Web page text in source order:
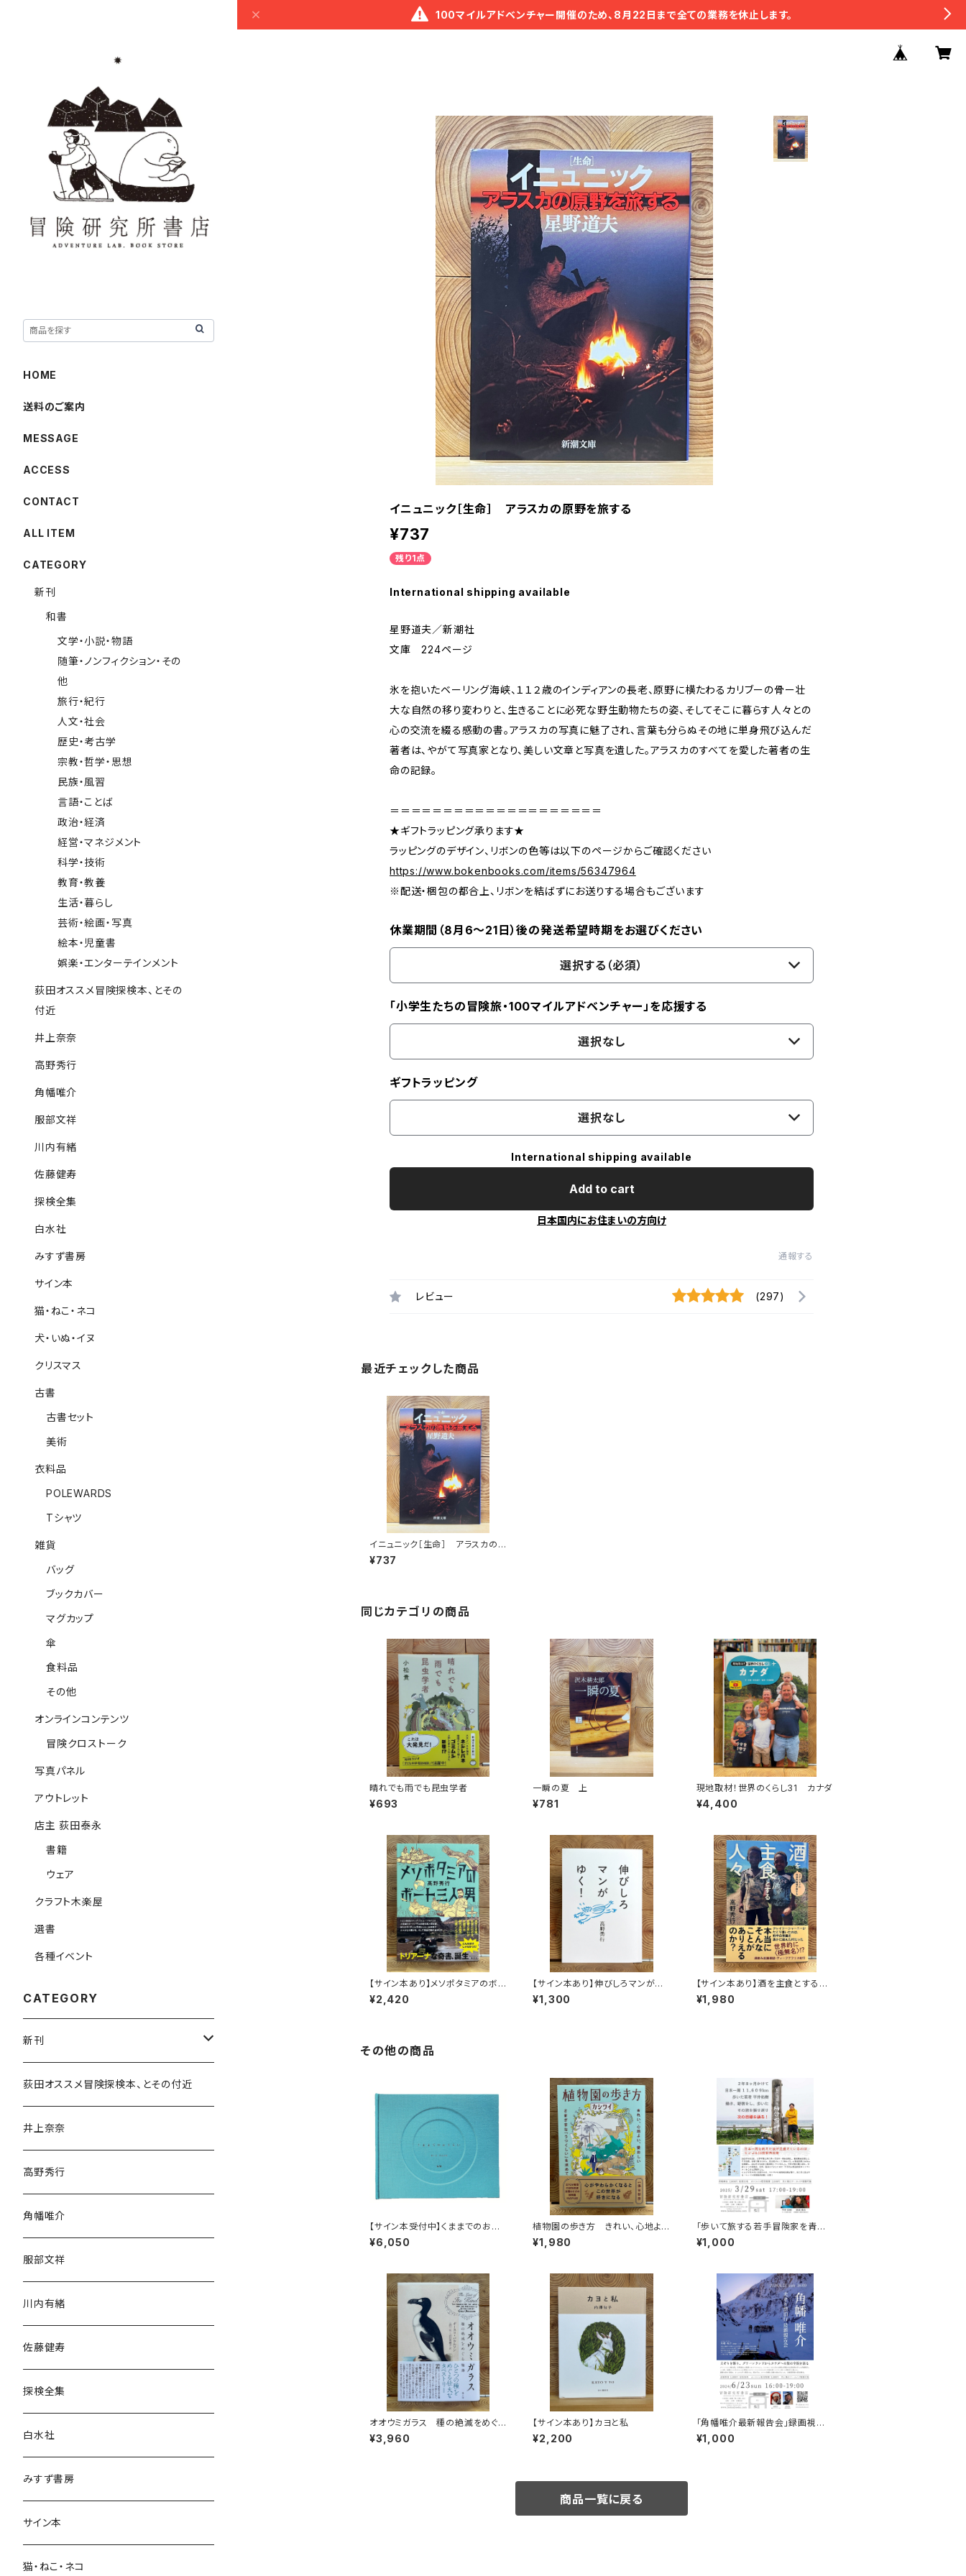
100マイルアドベンチャー開催のため、8月22日まで全ての業務を休止します。
イニュニック［生命］ アラスカの原野を旅する
¥737
残り1点
International shipping available
星野道夫／新潮社
文庫 224ページ
氷を抱いたベーリング海峡、１１２歳のインディアンの長老、原野に横たわるカリブーの骨ー壮
大な自然の移り変わりと、生きることに必死な野生動物たちの姿、そしてそこに暮らす人々との
心の交流を綴る感動の書。アラスカの写真に魅了され、言葉も分らぬその地に単身飛び込んだ
著者は、やがて写真家となり、美しい文章と写真を遺した。アラスカのすべてを愛した著者の生
命の記録。
＝＝＝＝＝＝＝＝＝＝＝＝＝＝＝＝＝＝＝＝
★ギフトラッピング承ります★
ラッピングのデザイン、リボンの色等は以下のページからご確認ください
https://www.bokenbooks.com/items/56347964
※配送・梱包の都合上、リボンを結ばずにお送りする場合もございます
休業期間（8月6〜21日）後の発送希望時期をお選びください
選択する（必須）
「小学生たちの冒険旅・100マイルアドベンチャー」を応援する
選択なし
ギフトラッピング
選択なし
International shipping available
Add to cart
日本国内にお住まいの方向け
通報する
レビュー (297)
最近チェックした商品
イニュニック［生命］ アラスカの
原野を旅する
¥737
同じカテゴリの商品
晴れでも雨でも昆虫学者
¥693
一瞬の夏 上
¥781
現地取材！世界のくらし31 カナダ
¥4,400
【サイン本あり】メソポタミアのボ
ート三人男
¥2,420
【サイン本あり】伸びしろマンがゆ
く！
¥1,300
【サイン本あり】酒を主食とする
人々 エチオピアの科学的秘境を
旅する
¥1,980
その他の商品
【サイン本受付中】くままでのおさ
らい〈特装新版〉
¥6,050
植物園の歩き方 きれい、心地よ
い、愛おしい さまざまな「うつくし
い」を求めて
¥1,980
「歩いて旅する若手冒険家を青田
買い！平井佑樹 × 荻田泰永」録画
視聴権
¥1,000
オオウミガラス 種の絶滅をめぐる
物語
¥3,960
【サイン本あり】カヨと私
¥2,200
「角幡唯介最新報告会」録画視聴
権
¥1,000
商品一覧に戻る
HOME
送料のご案内
MESSAGE
ACCESS
CONTACT
ALL ITEM
CATEGORY
新刊
和書
文学・小説・物語
随筆・ノンフィクション・その
他
旅行・紀行
人文・社会
歴史・考古学
宗教・哲学・思想
民族・風習
言語・ことば
政治・経済
経営・マネジメント
科学・技術
教育・教養
生活・暮らし
芸術・絵画・写真
絵本・児童書
娯楽・エンターテインメント
荻田オススメ冒険探検本、とその
付近
井上奈奈
高野秀行
角幡唯介
服部文祥
川内有緒
佐藤健寿
探検全集
白水社
みすず書房
サイン本
猫・ねこ・ネコ
犬・いぬ・イヌ
クリスマス
古書
古書セット
美術
衣料品
POLEWARDS
Tシャツ
雑貨
バッグ
ブックカバー
マグカップ
傘
食料品
その他
オンラインコンテンツ
冒険クロストーク
写真パネル
アウトレット
店主 荻田泰永
書籍
ウェア
クラフト木楽屋
選書
各種イベント
CATEGORY
新刊
和書
文学・小説・物語
随筆・ノンフィクション・その他
民族・風習
言語・ことば
荻田オススメ冒険探検本、とその付近
井上奈奈
高野秀行
角幡唯介
服部文祥
川内有緒
佐藤健寿
探検全集
白水社
みすず書房
サイン本
猫・ねこ・ネコ